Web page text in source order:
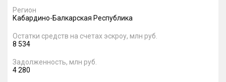
Регион
Кабардино-Балкарская Республика
Остатки средств на счетах эскроу, млн руб.
8 534
Задолженность, млн руб.
4 280